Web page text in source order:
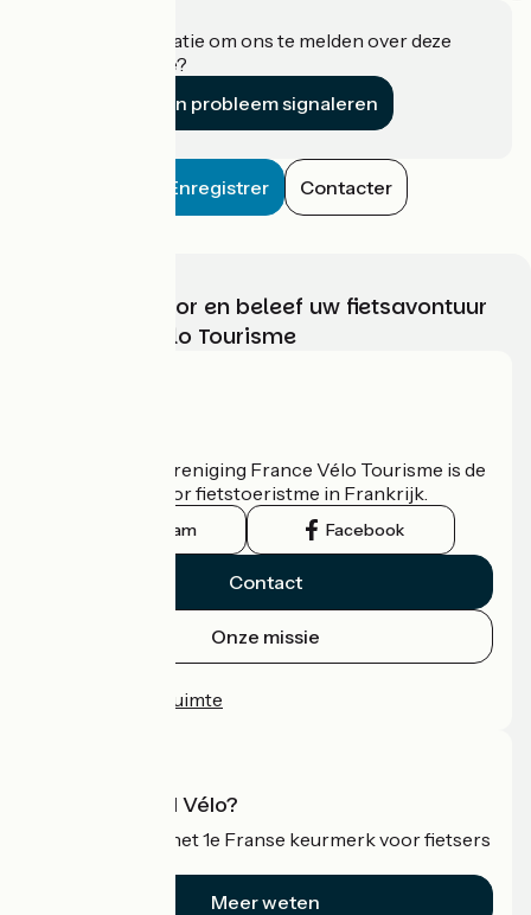
Heeft u informatie om ons te melden over deze
accommodatie?
Een probleem signaleren
Enregistrer Contacter
Kies, bereid voor en beleef uw fietsavontuur
met France Vélo Tourisme
De nationale vereniging France Vélo Tourisme is de
officiële gids voor fietstoeristme in Frankrijk.
Instagram Facebook
Contact
Onze missie
Professionele ruimte
Wat is Accueil Vélo?
Accueil Vélo is het 1e Franse keurmerk voor fietsers
Meer weten